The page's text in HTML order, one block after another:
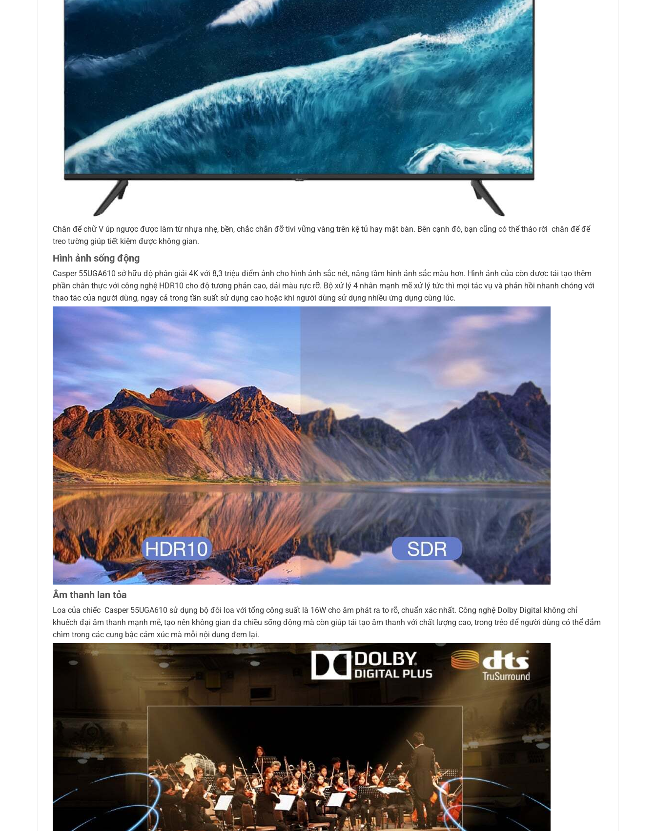
Chân đế chữ V úp ngược được làm từ nhựa nhẹ, bền, chắc chắn đỡ tivi vững vàng trên kệ tủ hay mặt bàn. Bên cạnh đó, bạn cũng có thể tháo rời chân đế để
treo tường giúp tiết kiệm được không gian.
Hình ảnh sống động
Casper 55UGA610 sở hữu độ phân giải 4K với 8,3 triệu điểm ảnh cho hình ảnh sắc nét, nâng tầm hình ảnh sắc màu hơn. Hình ảnh của còn được tái tạo thêm
phần chân thực với công nghệ HDR10 cho độ tương phản cao, dải màu rực rỡ. Bộ xử lý 4 nhân mạnh mẽ xử lý tức thì mọi tác vụ và phản hồi nhanh chóng với
thao tác của người dùng, ngay cả trong tần suất sử dụng cao hoặc khi người dùng sử dụng nhiều ứng dụng cùng lúc.
Âm thanh lan tỏa
Loa của chiếc Casper 55UGA610 sử dụng bộ đôi loa với tổng công suất là 16W cho âm phát ra to rõ, chuẩn xác nhất. Công nghệ Dolby Digital không chỉ
khuếch đại âm thanh mạnh mẽ, tạo nên không gian đa chiều sống động mà còn giúp tái tạo âm thanh với chất lượng cao, trong trẻo để người dùng có thể đắm
chìm trong các cung bậc cảm xúc mà mỗi nội dung đem lại.